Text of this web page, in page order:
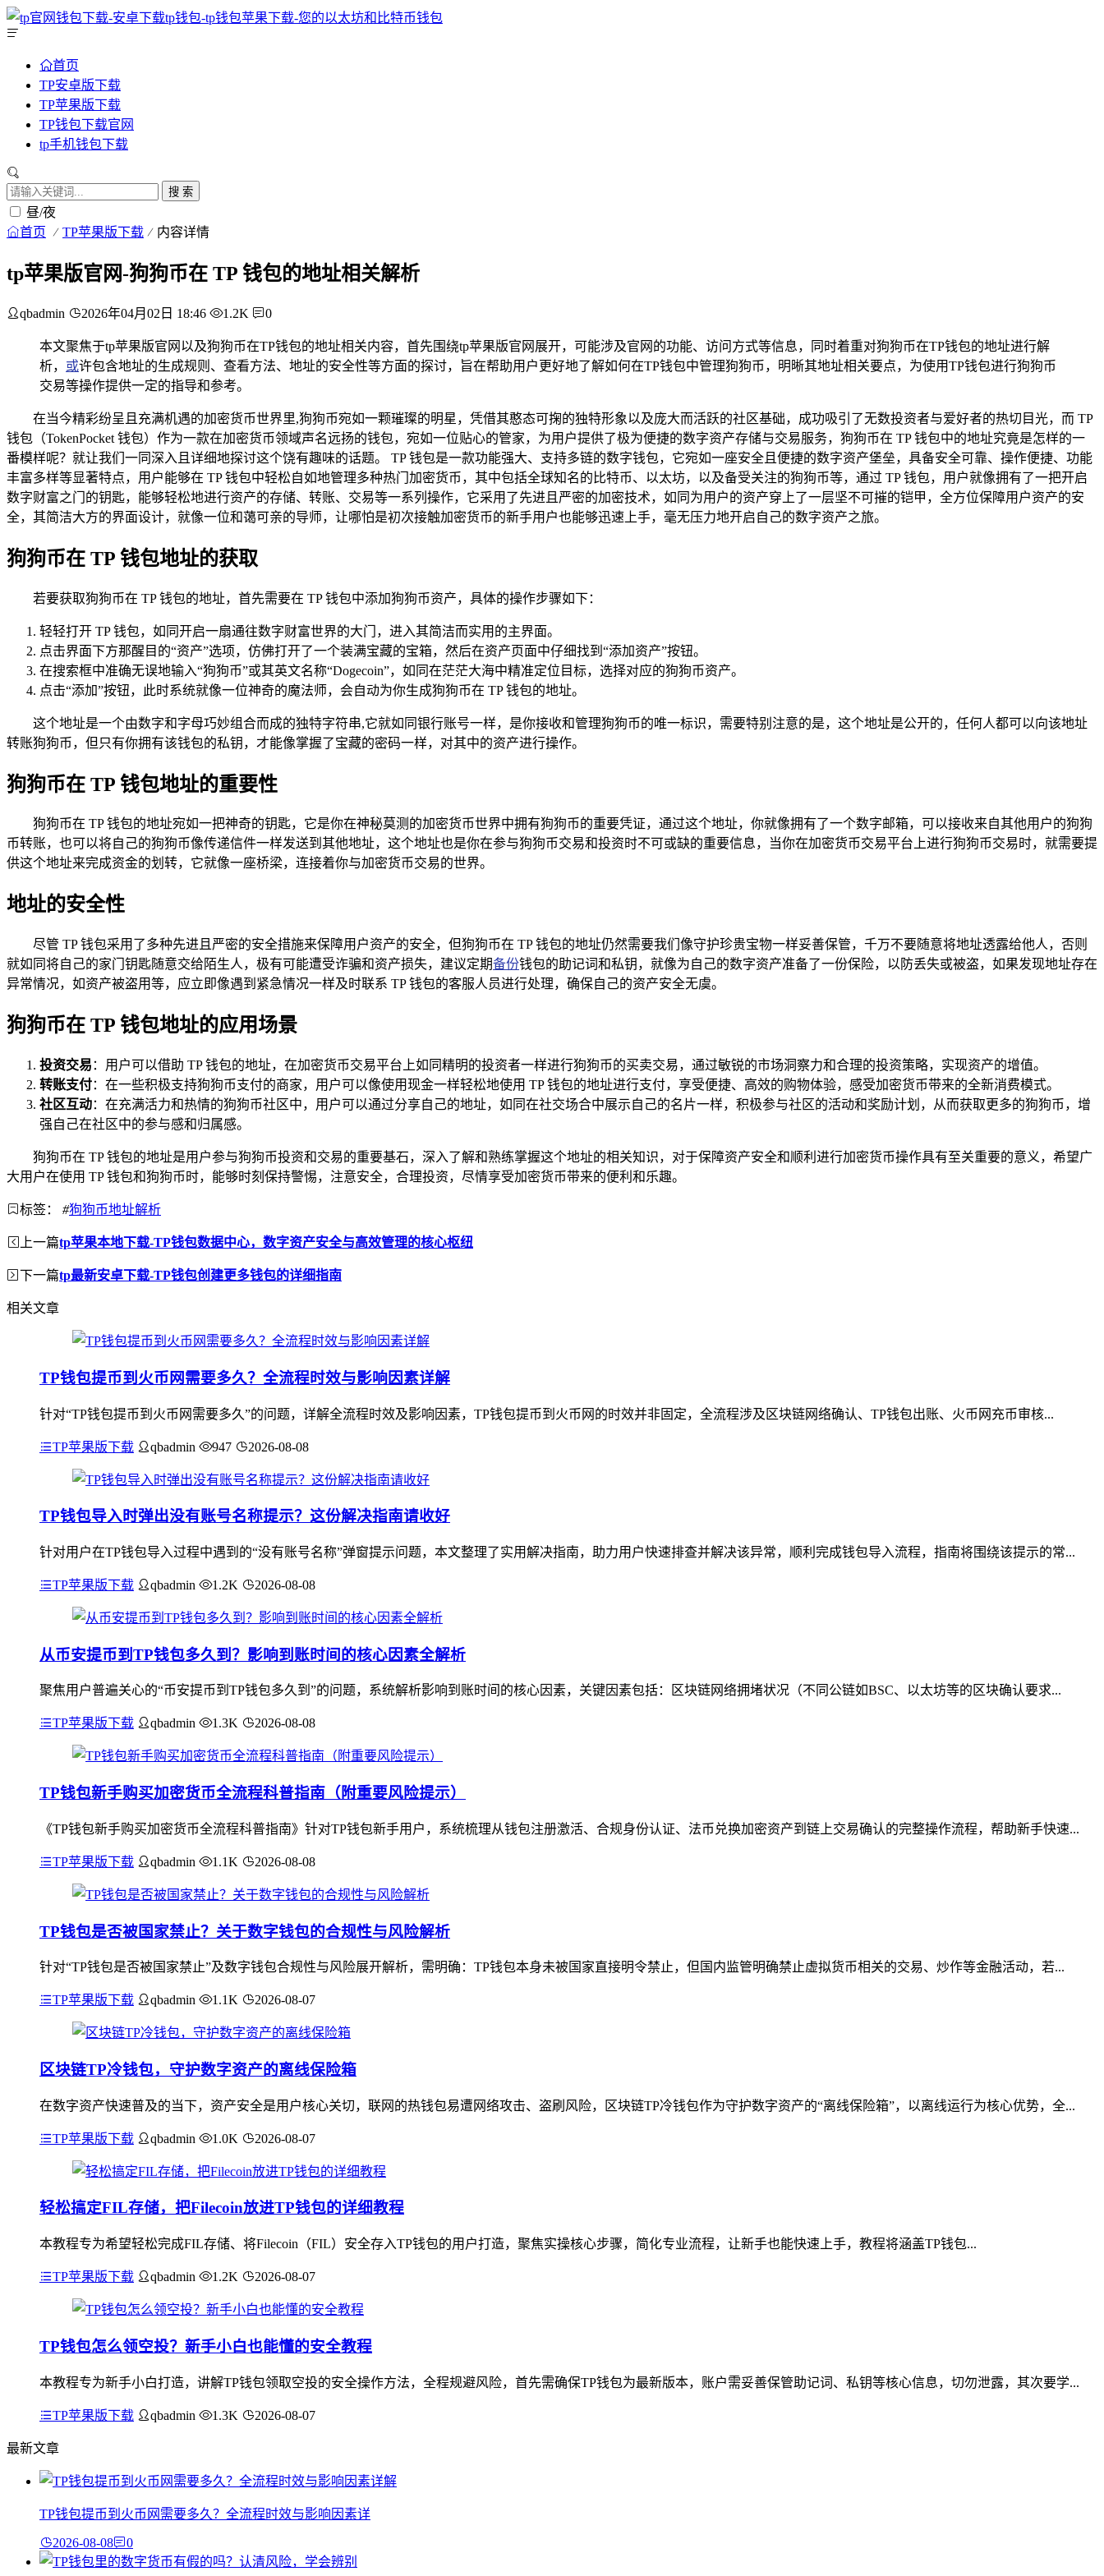
首页
TP安卓版下载
TP苹果版下载
TP钱包下载官网
tp手机钱包下载
搜 索
昼/夜
首页 TP苹果版下载 内容详情
tp苹果版官网-狗狗币在 TP 钱包的地址相关解析
qbadmin 2026年04月02日 18:46 1.2K 0
本文聚焦于tp苹果版官网以及狗狗币在TP钱包的地址相关内容，首先围绕tp苹果版官网展开，可能涉及官网的功能、访问方式等信息，同时着重对狗狗币在TP钱包的地址进行解
析， 或许包含地址的生成规则、查看方法、地址的安全性等方面的探讨，旨在帮助用户更好地了解如何在TP钱包中管理狗狗币，明晰其地址相关要点，为使用TP钱包进行狗狗币
交易等操作提供一定的指导和参考。
在当今精彩纷呈且充满机遇的加密货币世界里,狗狗币宛如一颗璀璨的明星，凭借其憨态可掬的独特形象以及庞大而活跃的社区基础，成功吸引了无数投资者与爱好者的热切目光，而 TP
钱包（TokenPocket 钱包）作为一款在加密货币领域声名远扬的钱包，宛如一位贴心的管家，为用户提供了极为便捷的数字资产存储与交易服务，狗狗币在 TP 钱包中的地址究竟是怎样的一
番模样呢？就让我们一同深入且详细地探讨这个饶有趣味的话题。 TP 钱包是一款功能强大、支持多链的数字钱包，它宛如一座安全且便捷的数字资产堡垒，具备安全可靠、操作便捷、功能
丰富多样等显著特点，用户能够在 TP 钱包中轻松自如地管理多种热门加密货币，其中包括全球知名的比特币、以太坊，以及备受关注的狗狗币等，通过 TP 钱包，用户就像拥有了一把开启
数字财富之门的钥匙，能够轻松地进行资产的存储、转账、交易等一系列操作，它采用了先进且严密的加密技术，如同为用户的资产穿上了一层坚不可摧的铠甲，全方位保障用户资产的安
全，其简洁大方的界面设计，就像一位和蔼可亲的导师，让哪怕是初次接触加密货币的新手用户也能够迅速上手，毫无压力地开启自己的数字资产之旅。
狗狗币在 TP 钱包地址的获取
若要获取狗狗币在 TP 钱包的地址，首先需要在 TP 钱包中添加狗狗币资产，具体的操作步骤如下：
轻轻打开 TP 钱包，如同开启一扇通往数字财富世界的大门，进入其简洁而实用的主界面。
点击界面下方那醒目的“资产”选项，仿佛打开了一个装满宝藏的宝箱，然后在资产页面中仔细找到“添加资产”按钮。
在搜索框中准确无误地输入“狗狗币”或其英文名称“Dogecoin”，如同在茫茫大海中精准定位目标，选择对应的狗狗币资产。
点击“添加”按钮，此时系统就像一位神奇的魔法师，会自动为你生成狗狗币在 TP 钱包的地址。
这个地址是一个由数字和字母巧妙组合而成的独特字符串,它就如同银行账号一样，是你接收和管理狗狗币的唯一标识，需要特别注意的是，这个地址是公开的，任何人都可以向该地址
转账狗狗币，但只有你拥有该钱包的私钥，才能像掌握了宝藏的密码一样，对其中的资产进行操作。
狗狗币在 TP 钱包地址的重要性
狗狗币在 TP 钱包的地址宛如一把神奇的钥匙，它是你在神秘莫测的加密货币世界中拥有狗狗币的重要凭证，通过这个地址，你就像拥有了一个数字邮箱，可以接收来自其他用户的狗狗
币转账，也可以将自己的狗狗币像传递信件一样发送到其他地址，这个地址也是你在参与狗狗币交易和投资时不可或缺的重要信息，当你在加密货币交易平台上进行狗狗币交易时，就需要提
供这个地址来完成资金的划转，它就像一座桥梁，连接着你与加密货币交易的世界。
地址的安全性
尽管 TP 钱包采用了多种先进且严密的安全措施来保障用户资产的安全，但狗狗币在 TP 钱包的地址仍然需要我们像守护珍贵宝物一样妥善保管，千万不要随意将地址透露给他人，否则
就如同将自己的家门钥匙随意交给陌生人，极有可能遭受诈骗和资产损失，建议定期备份钱包的助记词和私钥，就像为自己的数字资产准备了一份保险，以防丢失或被盗，如果发现地址存在
异常情况，如资产被盗用等，应立即像遇到紧急情况一样及时联系 TP 钱包的客服人员进行处理，确保自己的资产安全无虞。
狗狗币在 TP 钱包地址的应用场景
投资交易 ：用户可以借助 TP 钱包的地址，在加密货币交易平台上如同精明的投资者一样进行狗狗币的买卖交易，通过敏锐的市场洞察力和合理的投资策略，实现资产的增值。
转账支付：在一些积极支持狗狗币支付的商家，用户可以像使用现金一样轻松地使用 TP 钱包的地址进行支付，享受便捷、高效的购物体验，感受加密货币带来的全新消费模式。
社区互动：在充满活力和热情的狗狗币社区中，用户可以通过分享自己的地址，如同在社交场合中展示自己的名片一样，积极参与社区的活动和奖励计划，从而获取更多的狗狗币，增
强自己在社区中的参与感和归属感。
狗狗币在 TP 钱包的地址是用户参与狗狗币投资和交易的重要基石，深入了解和熟练掌握这个地址的相关知识，对于保障资产安全和顺利进行加密货币操作具有至关重要的意义，希望广
大用户在使用 TP 钱包和狗狗币时，能够时刻保持警惕，注意安全，合理投资，尽情享受加密货币带来的便利和乐趣。
标签： #狗狗币地址解析
上一篇tp苹果本地下载-TP钱包数据中心，数字资产安全与高效管理的核心枢纽
下一篇tp最新安卓下载-TP钱包创建更多钱包的详细指南
相关文章
TP钱包提币到火币网需要多久？全流程时效与影响因素详解
针对“TP钱包提币到火币网需要多久”的问题，详解全流程时效及影响因素，TP钱包提币到火币网的时效并非固定，全流程涉及区块链网络确认、TP钱包出账、火币网充币审核...
TP苹果版下载 qbadmin 947 2026-08-08
TP钱包导入时弹出没有账号名称提示？这份解决指南请收好
针对用户在TP钱包导入过程中遇到的“没有账号名称”弹窗提示问题，本文整理了实用解决指南，助力用户快速排查并解决该异常，顺利完成钱包导入流程，指南将围绕该提示的常...
TP苹果版下载 qbadmin 1.2K 2026-08-08
从币安提币到TP钱包多久到？影响到账时间的核心因素全解析
聚焦用户普遍关心的“币安提币到TP钱包多久到”的问题，系统解析影响到账时间的核心因素，关键因素包括：区块链网络拥堵状况（不同公链如BSC、以太坊等的区块确认要求...
TP苹果版下载 qbadmin 1.3K 2026-08-08
TP钱包新手购买加密货币全流程科普指南（附重要风险提示）
《TP钱包新手购买加密货币全流程科普指南》针对TP钱包新手用户，系统梳理从钱包注册激活、合规身份认证、法币兑换加密资产到链上交易确认的完整操作流程，帮助新手快速...
TP苹果版下载 qbadmin 1.1K 2026-08-08
TP钱包是否被国家禁止？关于数字钱包的合规性与风险解析
针对“TP钱包是否被国家禁止”及数字钱包合规性与风险展开解析，需明确：TP钱包本身未被国家直接明令禁止，但国内监管明确禁止虚拟货币相关的交易、炒作等金融活动，若...
TP苹果版下载 qbadmin 1.1K 2026-08-07
区块链TP冷钱包，守护数字资产的离线保险箱
在数字资产快速普及的当下，资产安全是用户核心关切，联网的热钱包易遭网络攻击、盗刷风险，区块链TP冷钱包作为守护数字资产的“离线保险箱”，以离线运行为核心优势，全...
TP苹果版下载 qbadmin 1.0K 2026-08-07
轻松搞定FIL存储，把Filecoin放进TP钱包的详细教程
本教程专为希望轻松完成FIL存储、将Filecoin（FIL）安全存入TP钱包的用户打造，聚焦实操核心步骤，简化专业流程，让新手也能快速上手，教程将涵盖TP钱包...
TP苹果版下载 qbadmin 1.2K 2026-08-07
TP钱包怎么领空投？新手小白也能懂的安全教程
本教程专为新手小白打造，讲解TP钱包领取空投的安全操作方法，全程规避风险，首先需确保TP钱包为最新版本，账户需妥善保管助记词、私钥等核心信息，切勿泄露，其次要学...
TP苹果版下载 qbadmin 1.3K 2026-08-07
最新文章
TP钱包提币到火币网需要多久？全流程时效与影响因素详
2026-08-08 0